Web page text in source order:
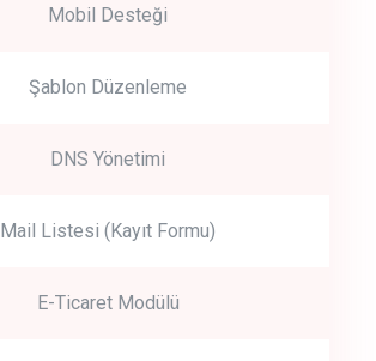
Mobil Desteği
Şablon Düzenleme
DNS Yönetimi
Mail Listesi (Kayıt Formu)
E-Ticaret Modülü